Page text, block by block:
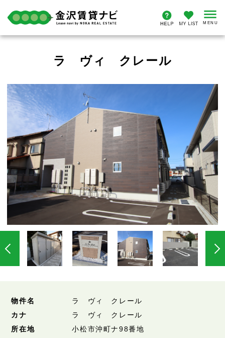
ラ ヴィ クレール
物件名
ラ ヴィ クレール
カナ
ラ ヴィ クレール
所在地
小松市沖町ナ98番地